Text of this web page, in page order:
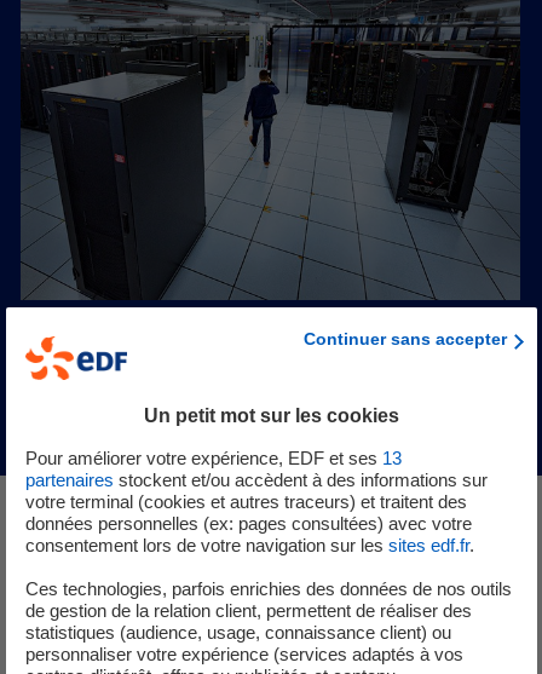
L'électrification, une réponse
concrète aux enjeux
climatiques
Continuer sans accepter
Un petit mot sur les cookies
Pour améliorer votre expérience, EDF et ses 13
partenaires stockent et/ou accèdent à des informations sur
votre terminal (cookies et autres traceurs) et traitent des
données personnelles (ex: pages consultées) avec votre
consentement lors de votre navigation sur les sites edf.fr.
Ces technologies, parfois enrichies des données de nos outils
de gestion de la relation client, permettent de réaliser des
statistiques (audience, usage, connaissance client) ou
personnaliser votre expérience (services adaptés à vos